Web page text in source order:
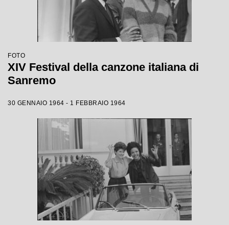
FOTO
XIV Festival della canzone italiana di
Sanremo
30 GENNAIO 1964 - 1 FEBBRAIO 1964